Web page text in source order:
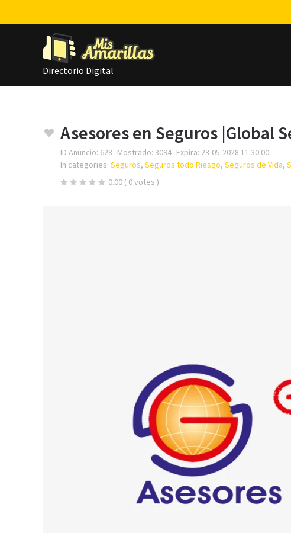
Directorio Digital
Asesores en Seguros |Global
ID Anuncio: 628 Mostrado: 3094 Expira: 23-05-2028 11:30:00
In categories: Seguros, Seguros todo Riesgo, Seguros de Vida,
0.00 ( 0 votes )